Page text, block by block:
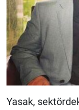
Yasak,